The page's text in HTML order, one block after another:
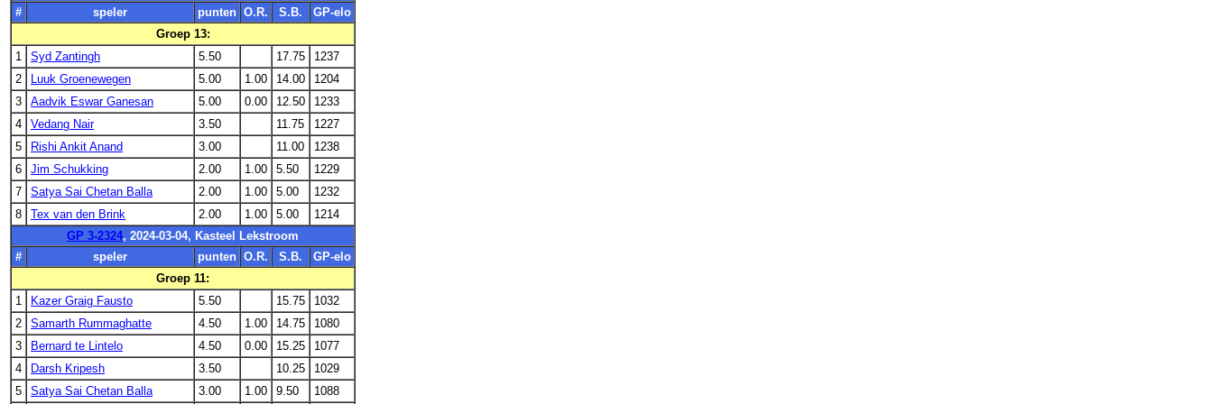
#
speler punten O.R. S.B.
GP-elo
Groep 13:
1
Syd Zantingh 5.50 17.75
1237
2
Luuk Groenewegen 5.00 1.00 14.00
1204
3
Aadvik Eswar Ganesan 5.00 0.00 12.50
1233
4
Vedang Nair 3.50 11.75
1227
5
Rishi Ankit Anand 3.00 11.00
1238
6
Jim Schukking 2.00 1.00 5.50
1229
7
Satya Sai Chetan Balla 2.00 1.00 5.00
1232
8
Tex van den Brink 2.00 1.00 5.00
1214
GP 3-2324, 2024-03-04, Kasteel Lekstroom
#
speler punten O.R. S.B.
GP-elo
Groep 11:
1
Kazer Graig Fausto 5.50 15.75
1032
2
Samarth Rummaghatte 4.50 1.00 14.75
1080
3
Bernard te Lintelo 4.50 0.00 15.25
1077
4
Darsh Kripesh 3.50 10.25
1029
5
Satya Sai Chetan Balla 3.00 1.00 9.50 1088